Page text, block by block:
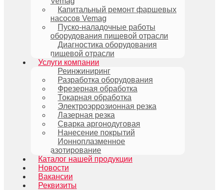
Капитальный ремонт фаршевых
насосов Vemag
Пуско-наладочные работы
оборудования пищевой отрасли
Диагностика оборудования
пищевой отрасли
Услуги компании
Реинжиниринг
Разработка оборудования
Фрезерная обработка
Токарная обработка
Электроэррозионная резка
Лазерная резка
Сварка аргонодуговая
Нанесение покрытий
Ионноплазменное
азотирование
Каталог нашей продукции
Новости
Вакансии
Реквизиты